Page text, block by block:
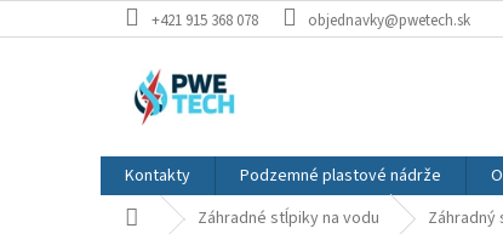
na
+421 915 368 078 objednavky@pwetech.sk
Kontakty Podzemné plastové nádrže
Domov Záhradné stĺpiky na vodu Záhradný